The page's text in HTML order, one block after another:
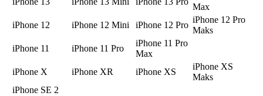
Max
iPhone 12
iPhone 12 Mini iPhone 12 Pro
iPhone 12 Pro
Maks
iPhone 11
iPhone 11 Pro
iPhone 11 Pro
Max
iPhone X
iPhone XR iPhone XS
iPhone XS
Maks
iPhone SE 2